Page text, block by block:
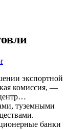
экспортной
комиссия, —
туземными
банки